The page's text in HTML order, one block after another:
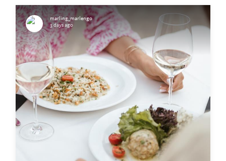
marling_marlengo
3 days ago